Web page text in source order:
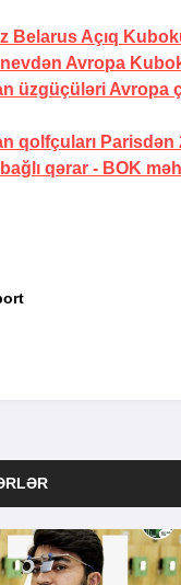
Belarus Açıq
Avropa
üzgüçüləri Avropa
qolfçuları Parisdən
qərar - BOK